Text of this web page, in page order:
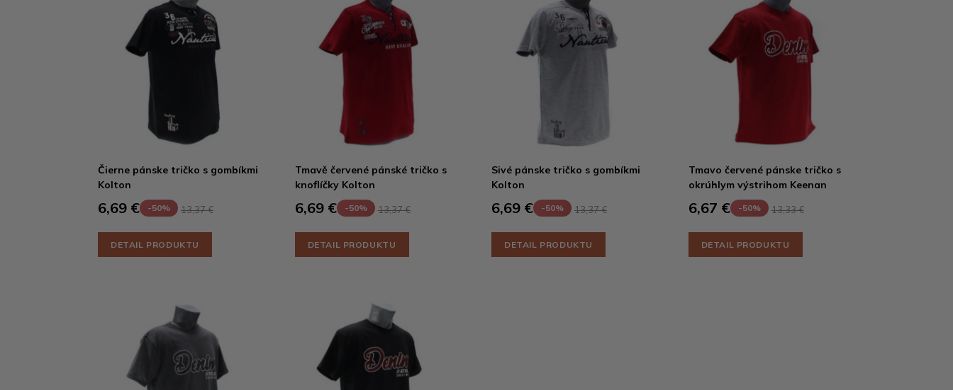
Čierne pánske tričko s gombíkmi
Kolton
6,69 € -50% 13,37 €
DETAIL PRODUKTU
Tmavě červené pánské tričko s
knoflíčky Kolton
6,69 € -50% 13,37 €
DETAIL PRODUKTU
Sivé pánske tričko s gombíkmi
Kolton
6,69 € -50% 13,37 €
DETAIL PRODUKTU
Tmavo červené pánske tričko s
okrúhlym výstrihom Keenan
6,67 € -50% 13,33 €
DETAIL PRODUKTU